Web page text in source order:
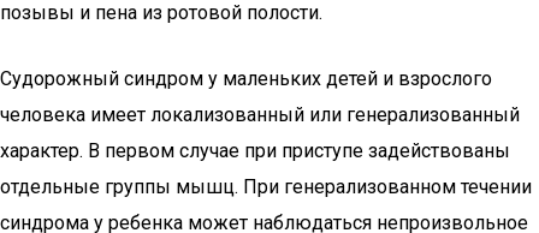
позывы и пена из ротовой полости.
Судорожный синдром у маленьких детей и взрослого
человека имеет локализованный или генерализованный
характер. В первом случае при приступе задействованы
отдельные группы мышц. При генерализованном течении
синдрома у ребенка может наблюдаться непроизвольное